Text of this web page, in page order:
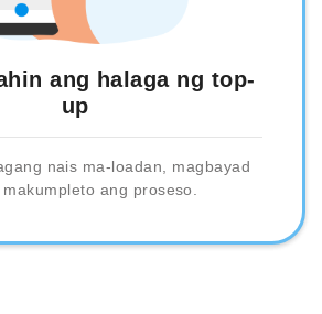
ang halaga ng top-
up
nais ma-loadan, magbayad
makumpleto ang proseso.